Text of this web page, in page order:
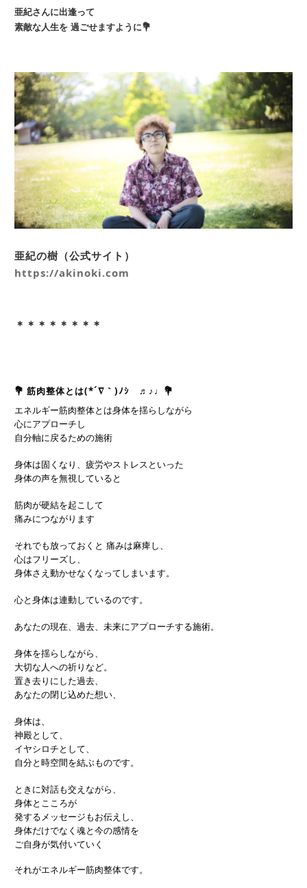
亜紀さんに出逢って
素敵な人生を 過ごせますように💐
亜紀の樹（公式サイト）
https://akinoki.com
＊＊＊＊＊＊＊＊
💐 筋肉整体とは(*´∇｀)ﾉｼ ♬♪♩💐
エネルギー筋肉整体とは身体を揺らしながら
心にアプローチし
自分軸に戻るための施術
身体は固くなり、疲労やストレスといった
身体の声を無視していると
筋肉が硬結を起こして
痛みにつながります
それでも放っておくと 痛みは麻痺し、
心はフリーズし、
身体さえ動かせなくなってしまいます。
心と身体は連動しているのです。
あなたの現在、過去、未来にアプローチする施術。
身体を揺らしながら、
大切な人への祈りなど。
置き去りにした過去、
あなたの閉じ込めた想い、
身体は、
神殿として、
イヤシロチとして、
自分と時空間を結ぶものです。
ときに対話も交えながら、
身体とこころが
発するメッセージもお伝えし、
身体だけでなく魂と今の感情を
ご自身が気付いていく
それがエネルギー筋肉整体です。